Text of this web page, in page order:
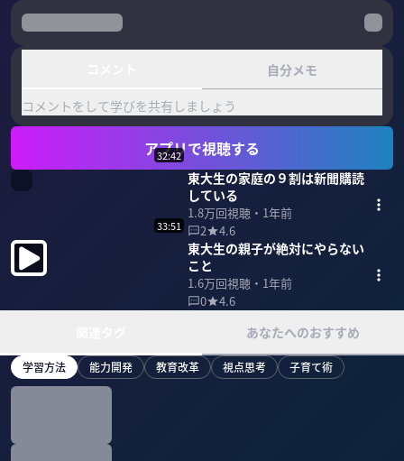
自分メモ
コメントをして学びを共有しましょう
アプリで視聴する
32:42
東大生の家庭の９割は新聞購読
している
1.8万回視聴・ 1年前
2
4.6
33:51
東大生の親子が絶対にやらない
こと
1.6万回視聴・ 1年前
0
4.6
あなたへのおすすめ
学習方法 能力開発 教育改革 視点思考 子育て術